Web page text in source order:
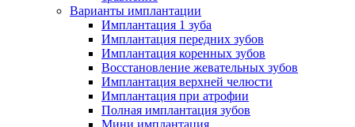
Варианты имплантации
Имплантация 1 зуба
Имплантация передних зубов
Имплантация коренных зубов
Восстановление жевательных зубов
Имплантация верхней челюсти
Имплантация при атрофии
Полная имплантация зубов
Мини имплантация